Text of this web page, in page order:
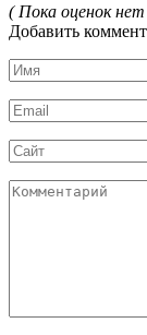
( Пока оценок
Добавить
Имя
*
Email
*
Сайт
Комментарий